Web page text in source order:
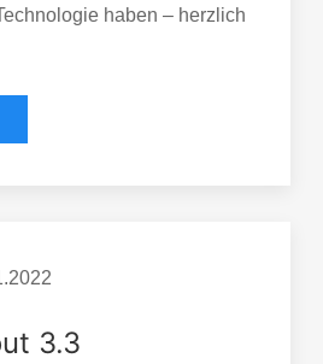
haben – herzlich
3.3